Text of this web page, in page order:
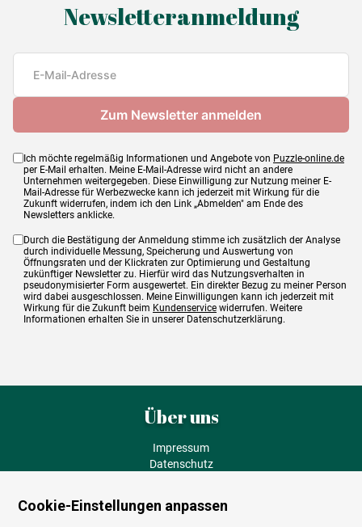
Newsletteranmeldung
Ich möchte regelmäßig Informationen und Angebote von Puzzle-online.de
per E-Mail erhalten. Meine E-Mail-Adresse wird nicht an andere
Unternehmen weitergegeben. Diese Einwilligung zur Nutzung meiner E-
Mail-Adresse für Werbezwecke kann ich jederzeit mit Wirkung für die
Zukunft widerrufen, indem ich den Link „Abmelden" am Ende des
Newsletters anklicke.
Durch die Bestätigung der Anmeldung stimme ich zusätzlich der Analyse
durch individuelle Messung, Speicherung und Auswertung von
Öffnungsraten und der Klickraten zur Optimierung und Gestaltung
zukünftiger Newsletter zu. Hierfür wird das Nutzungsverhalten in
pseudonymisierter Form ausgewertet. Ein direkter Bezug zu meiner Person
wird dabei ausgeschlossen. Meine Einwilligungen kann ich jederzeit mit
Wirkung für die Zukunft beim Kundenservice widerrufen. Weitere
Informationen erhalten Sie in unserer Datenschutzerklärung.
Über uns
Impressum
Datenschutz
Versand und Lieferung
Cookie-Einstellungen anpassen